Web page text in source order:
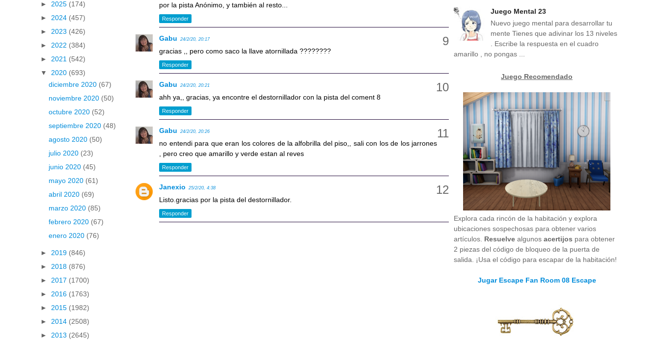
por la pista Anónimo, y también al resto...
Responder
Gabu 24/2/20, 20:17
gracias ,, pero como saco la llave atornillada ????????
Responder
Gabu 24/2/20, 20:21
ahh ya,, gracias, ya encontre el destornillador con la pista del coment 8
Responder
Gabu 24/2/20, 20:26
no entendi para que eran los colores de la alfobrilla del piso,, sali con los de los jarrones
, pero creo que amarillo y verde estan al reves
Responder
Janexio 25/2/20, 4:38
Listo.gracias por la pista del destornillador.
Responder
► 2025 (174)
► 2024 (457)
► 2023 (426)
► 2022 (384)
► 2021 (542)
▼ 2020 (693)
diciembre 2020 (67)
noviembre 2020 (50)
octubre 2020 (52)
septiembre 2020 (48)
agosto 2020 (50)
julio 2020 (23)
junio 2020 (45)
mayo 2020 (61)
abril 2020 (69)
marzo 2020 (85)
febrero 2020 (67)
enero 2020 (76)
► 2019 (846)
► 2018 (876)
► 2017 (1700)
► 2016 (1763)
► 2015 (1982)
► 2014 (2508)
► 2013 (2645)
Juego Mental 23
Nuevo juego mental para desarrollar tu
mente Tienes que adivinar los 13 niveles
. Escribe la respuesta en el cuadro
amarillo , no pongas ...
Juego Recomendado
Explora cada rincón de la habitación y explora
ubicaciones sospechosas para obtener varios
artículos. Resuelve algunos acertijos para obtener
2 piezas del código de bloqueo de la puerta de
salida. ¡Usa el código para escapar de la habitación!
Jugar Escape Fan Room 08 Escape